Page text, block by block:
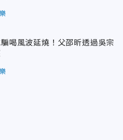
喝風波延燒！父邵昕透過吳宗